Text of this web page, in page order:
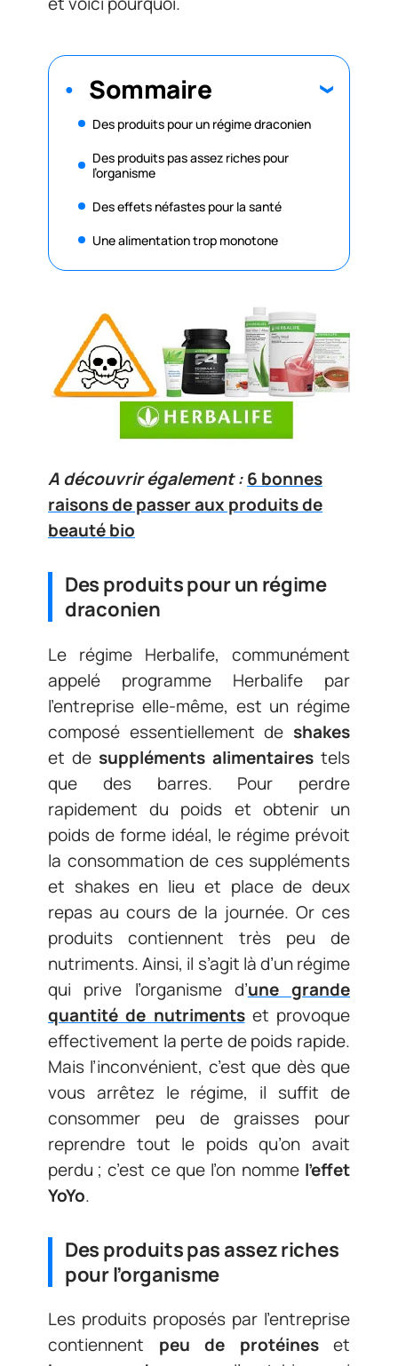
Sommaire
Des produits pour un régime draconien
Des produits pas assez riches pour
l’organisme
Des effets néfastes pour la santé
Une alimentation trop monotone
A découvrir également :6 bonnes
raisons de passer aux produits de
beauté bio
Des produits pour un régime
draconien
Le régime Herbalife, communément
appelé programme Herbalife par
l’entreprise elle-même, est un régime
composé essentiellement de shakes
et de suppléments alimentaires tels
que des barres. Pour perdre
rapidement du poids et obtenir un
poids de forme idéal, le régime prévoit
la consommation de ces suppléments
et shakes en lieu et place de deux
repas au cours de la journée. Or ces
produits contiennent très peu de
nutriments. Ainsi, il s’agit là d’un régime
qui prive l’organisme d’une grande
quantité de nutrimentset provoque
effectivement la perte de poids rapide.
Mais l’inconvénient, c’est que dès que
vous arrêtez le régime, il suffit de
consommer peu de graisses pour
reprendre tout le poids qu’on avait
perdu ; c’est ce que l’on nomme l’effet
YoYo.
Des produits pas assez riches
pour l’organisme
Les produits proposés par l’entreprise
contiennent peu de protéineset